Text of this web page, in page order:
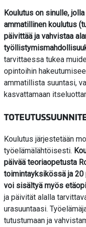
Koulutus on sinulle,
ammatillinen koulutus
päivittää ja vahvistaa
tarvittaessa tukea
opintoihin
ammatillista suuntasi,
kasvattamaan
Koulutus järjestetään
työelämälähtöisesti.
päivää teoriaopetusta
toimintayksikössä ja 20
voi sisältyä myös
ja päivität alalla
urasuuntaasi.
tutustumaan ja